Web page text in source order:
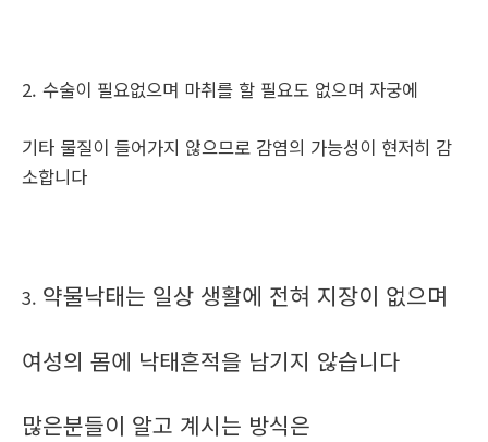
2. 수술이 필요없으며 마취를 할 필요도 없으며 자궁에
기타 물질이 들어가지 않으므로 감염의 가능성이 현저히 감
소합니다
3. 약물낙태는 일상 생활에 전혀 지장이 없으며
여성의 몸에 낙태흔적을 남기지 않습니다
많은분들이 알고 계시는 방식은